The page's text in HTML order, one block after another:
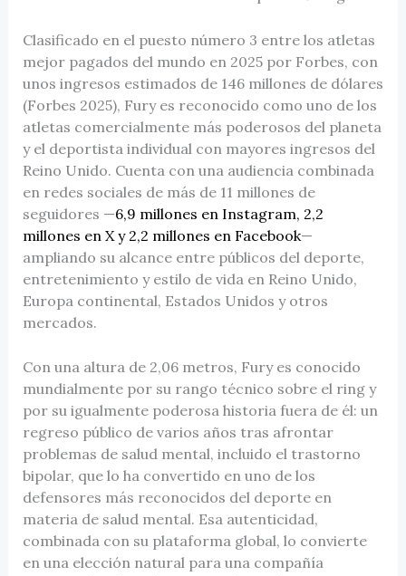
Clasificado en el puesto número 3 entre los atletas
mejor pagados del mundo en 2025 por Forbes, con
unos ingresos estimados de 146 millones de dólares
(Forbes 2025), Fury es reconocido como uno de los
atletas comercialmente más poderosos del planeta
y el deportista individual con mayores ingresos del
Reino Unido. Cuenta con una audiencia combinada
en redes sociales de más de 11 millones de
seguidores —6,9 millones en Instagram, 2,2
millones en X y 2,2 millones en Facebook—
ampliando su alcance entre públicos del deporte,
entretenimiento y estilo de vida en Reino Unido,
Europa continental, Estados Unidos y otros
mercados.
Con una altura de 2,06 metros, Fury es conocido
mundialmente por su rango técnico sobre el ring y
por su igualmente poderosa historia fuera de él: un
regreso público de varios años tras afrontar
problemas de salud mental, incluido el trastorno
bipolar, que lo ha convertido en uno de los
defensores más reconocidos del deporte en
materia de salud mental. Esa autenticidad,
combinada con su plataforma global, lo convierte
en una elección natural para una compañía